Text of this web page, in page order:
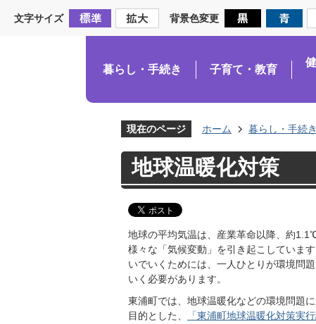
文字サイズ 背景色変更
暮らし・手続き 子育て・教育
現在のページ ホーム 暮らし・手続き
地球温暖化対策
地球の平均気温は、産業革命以降、約
様々な「気候変動」を引き起こしていま
いでいくためには、一人ひとりが環境問
いく必要があります。
東浦町では、地球温暖化などの環境問題
目的とした、
「東浦町地球温暖化対策実